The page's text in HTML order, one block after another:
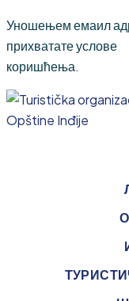
Уношењем емаил
прихватате услове
коришћења.